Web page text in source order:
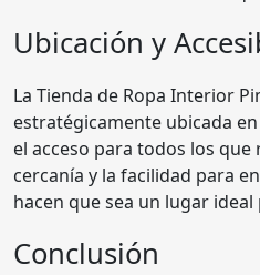
Ubicación y
La Tienda de Ropa Interior
estratégicamente ubicada
el acceso para todos los que
cercanía y la facilidad para
hacen que sea un lugar ideal
Conclusión